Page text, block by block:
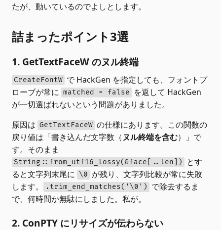
たが、動いているのでよしとします。
詰まったポイント3選
1. GetTextFaceW のヌル終端
CreateFontW で HackGen を指定しても、フォントプ
ローブが常に matched = false
を返して HackGen
が一切選ばれないという問題がありました。
原因は GetTextFaceW の仕様にあります。この関数の
戻り値は「書き込んだ文字数（ヌル終端を含む）」で
す。そのまま
String::from_utf16_lossy(&face[..len])
とす
ると文字列末尾に \0 が残り、文字列比較が常に失敗
します。
.trim_end_matches('\0')
で除去するま
で、何時間か無駄にしました。私が。
2. ConPTY にリサイズが伝わらない